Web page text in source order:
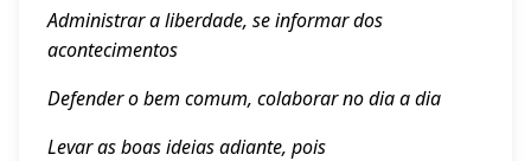
Administrar a liberdade, se informar dos
acontecimentos
Defender o bem comum, colaborar no dia a dia
Levar as boas ideias adiante, pois